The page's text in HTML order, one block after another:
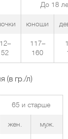
До 18
юноши
117–
160
(в гр./л)
65 и старше
жен. муж.